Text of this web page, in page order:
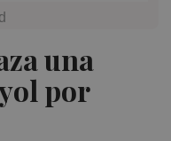
una
por